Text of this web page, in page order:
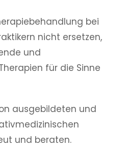
bei
nicht ersetzen,
und
für die Sinne
aus­gebildeten und
und beraten.